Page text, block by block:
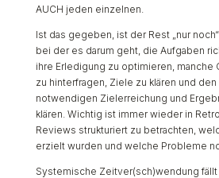
AUCH jeden einzelnen.
Ist das gegeben, ist der Rest „nur
bei der es darum geht, die Aufgaben
ihre Erledigung zu optimieren, manche
zu hinterfragen, Ziele zu klären und den
notwendigen Zielerreichung und
klären. Wichtig ist immer wieder in
Reviews strukturiert zu betrachten,
erzielt wurden und welche Probleme
Systemische Zeitver(sch)wendung